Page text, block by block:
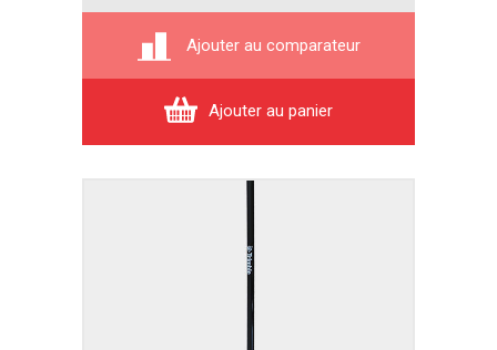
Ajouter au comparateur
Ajouter au panier